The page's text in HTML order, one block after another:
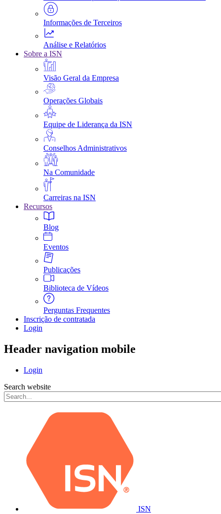
Informações de Terceiros
Análise e Relatórios
Sobre a ISN
Visão Geral da Empresa
Operações Globais
Equipe de Liderança da ISN
Conselhos Administrativos
Na Comunidade
Carreiras na ISN
Recursos
Blog
Eventos
Publicações
Biblioteca de Vídeos
Perguntas Frequentes
Inscrição de contratada
Login
Header navigation mobile
Login
Search website
ISN